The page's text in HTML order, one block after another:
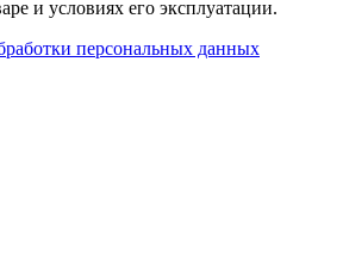
и условиях его эксплуатации.
персональных данных